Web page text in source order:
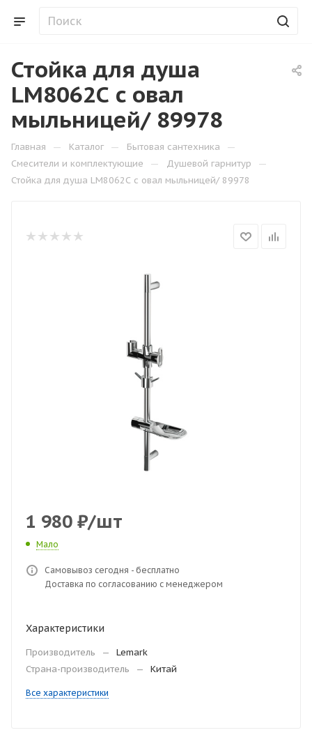
Стойка для душа
LM8062С c овал
мыльницей/ 89978
Главная — Каталог — Бытовая сантехника —
Смесители и комплектующие — Душевой гарнитур —
Стойка для душа LM8062С c овал мыльницей/ 89978
1 980 ₽/шт
Мало
Самовывоз сегодня - бесплатно
Доставка по согласованию с менеджером
Характеристики
Производитель —
Lemark
Страна-производитель
— Китай
Все характеристики